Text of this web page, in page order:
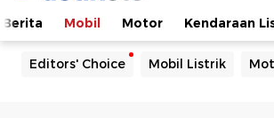
Berita Mobil Motor Kendaraan
Editors' Choice Mobil Listrik